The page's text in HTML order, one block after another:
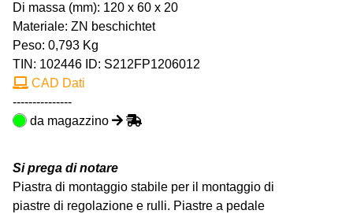
Di massa (mm): 120 x 60 x 20
Materiale: ZN beschichtet
Peso: 0,793 Kg
TIN: 102446 ID: S212FP1206012
CAD Dati
---------------
da magazzino
Si prega di notare
Piastra di montaggio stabile per il montaggio di
piastre di regolazione e rulli. Piastre a pedale